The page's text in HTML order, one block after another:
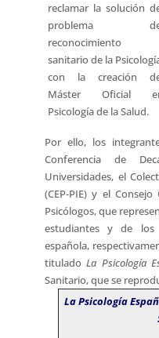
reclamar la solución
problema
reconocimiento
sanitario de la
con la creación
Máster Oficial
Psicología de la Salud.
Por ello, los
Conferencia de
Universidades, el
(CEP-PIE) y el
Psicólogos, que
estudiantes y de los
española,
tituladoLa Psicología
Sanitario, que se
La Psicología